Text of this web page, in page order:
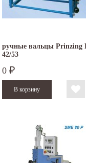
ручные вальцы Prinzing
42/53
0 ₽